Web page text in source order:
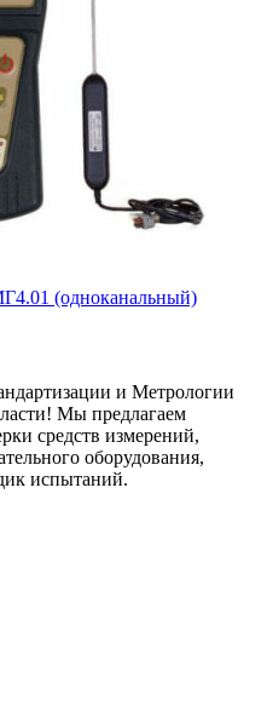
(одноканальный)
и Метрологии
Мы предлагаем
средств измерений,
оборудования,
испытаний.